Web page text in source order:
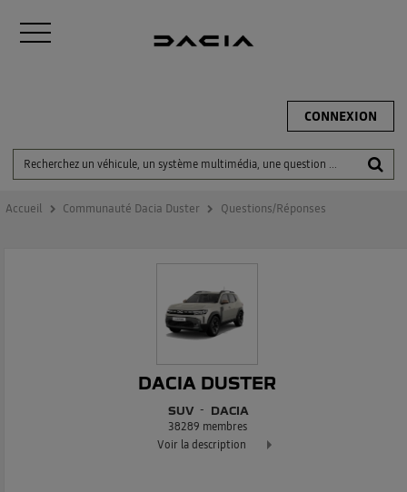
CONNEXION
Accueil Communauté Dacia Duster Questions/Réponses
DACIA DUSTER
SUV DACIA
38289 membres
Voir la description